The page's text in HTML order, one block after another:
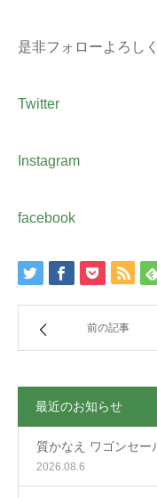
是非フォローよろし
Twitter
Instagram
facebook
前の記事
最近のお知らせ
質かなえ ワゴンセ
2026.08.6